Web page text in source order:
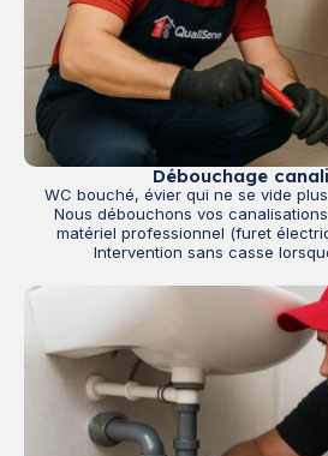
Débouchage
WC bouché, évier qui ne se vide
Nous débouchons vos
matériel professionnel (furet
Intervention sans casse